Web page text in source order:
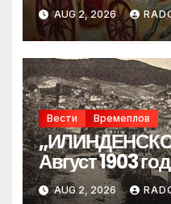
AUG 2, 2026
Вести Времеплов
Август 1903
AUG 2, 2026